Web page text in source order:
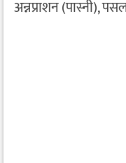
अन्नप्राशन (पास्नी),